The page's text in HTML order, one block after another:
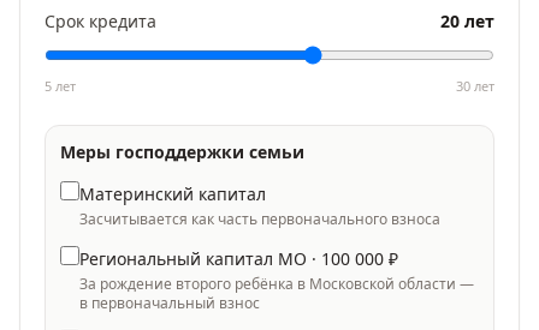
Срок кредита 20 лет
5 лет 30 лет
Меры господдержки семьи
Материнский капитал
Засчитывается как часть первоначального взноса
Региональный капитал МО · 100 000 ₽
За рождение второго ребёнка в Московской области —
в первоначальный взнос